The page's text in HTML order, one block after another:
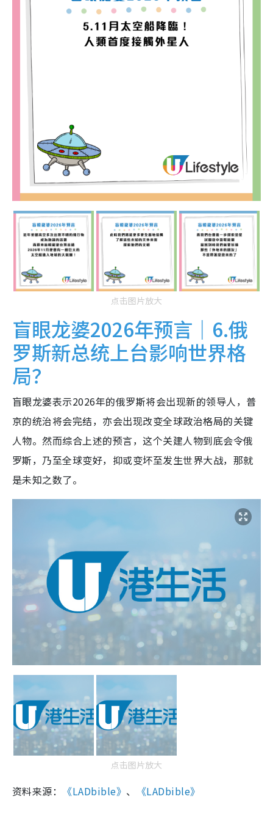
点击图片放大
盲眼龙婆2026年预言｜6.俄
罗斯新总统上台影响世界格
局？
盲眼龙婆表示2026年的俄罗斯将会出现新的领导人，普
京的统治将会完结，亦会出现改变全球政治格局的关键
人物。然而综合上述的预言，这个关建人物到底会令俄
罗斯，乃至全球变好，抑或变坏至发生世界大战，那就
是未知之数了。
点击图片放大
资料来源： 《LADbible》 、 《LADbible》